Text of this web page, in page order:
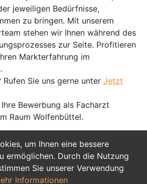
um Ihnen eine bessere
ermöglichen. Durch die Nutzung
Sie unserer Verwendung
Informationen
jeweiligen Bedürfnisse,
zu bringen. Mit unserem
stehen wir Ihnen während des
zur Seite. Profitieren
Markterfahrung im
Rufen Sie uns gerne unter Jetzt
Bewerbung als Facharzt
Raum Wolfenbüttel.
Bewerben